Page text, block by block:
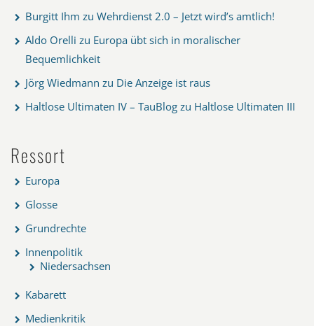
Burgitt Ihm zu Wehrdienst 2.0 – Jetzt wird’s amtlich!
Aldo Orelli zu Europa übt sich in moralischer
Bequemlichkeit
Jörg Wiedmann zu Die Anzeige ist raus
Haltlose Ultimaten IV – TauBlog zu Haltlose Ultimaten III
Ressort
Europa
Glosse
Grundrechte
Innenpolitik
Niedersachsen
Kabarett
Medienkritik